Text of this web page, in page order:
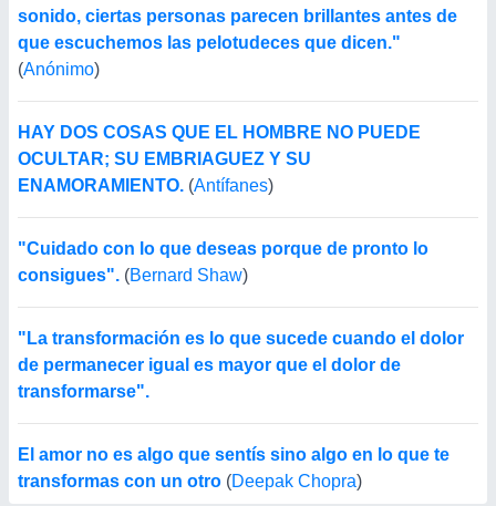
sonido, ciertas personas parecen brillantes antes de
que escuchemos las pelotudeces que dicen."
(Anónimo)
HAY DOS COSAS QUE EL HOMBRE NO PUEDE
OCULTAR; SU EMBRIAGUEZ Y SU
ENAMORAMIENTO. (Antífanes)
"Cuidado con lo que deseas porque de pronto lo
consigues". (Bernard Shaw)
"La transformación es lo que sucede cuando el dolor
de permanecer igual es mayor que el dolor de
transformarse".
El amor no es algo que sentís sino algo en lo que te
transformas con un otro (Deepak Chopra)